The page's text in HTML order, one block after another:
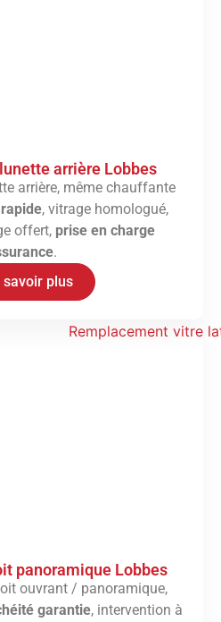
arrière Lobbes
arrière, même chauffante
, vitrage homologué,
offert, prise en charge
.
savoir plus
panoramique Lobbes
ouvrant / panoramique,
garantie, intervention à